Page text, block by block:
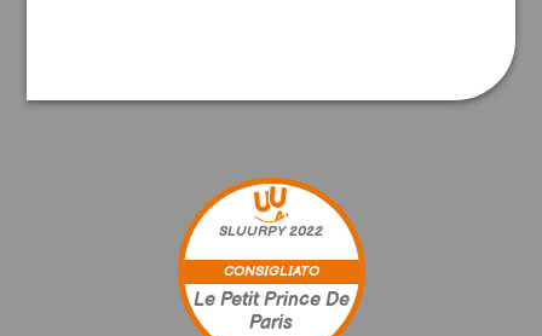
SLUURPY2022
CONSIGLIATO
Le Petit Prince De
Paris